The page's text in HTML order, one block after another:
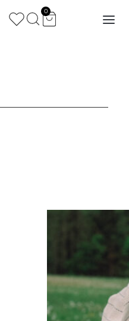
0